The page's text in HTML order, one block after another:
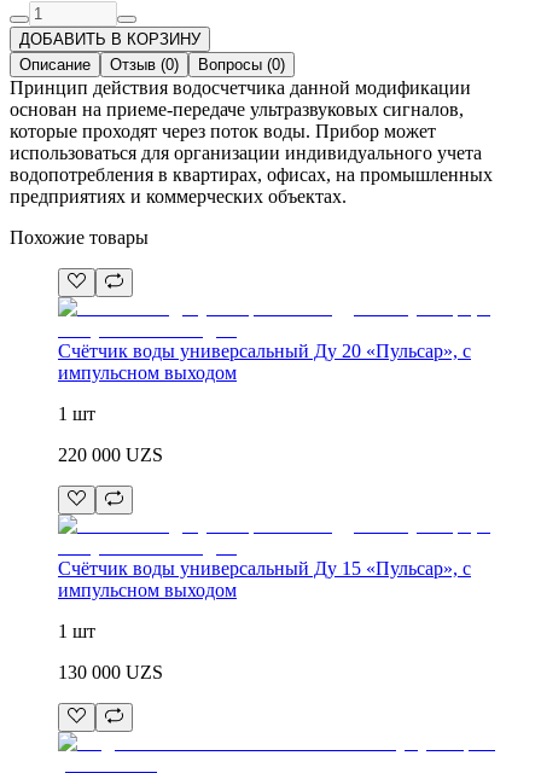
ДОБАВИТЬ В КОРЗИНУ
Описание
Отзыв (0) Вопросы (0)
Принцип действия водосчетчика данной модификации
основан на приеме-передаче ультразвуковых сигналов,
которые проходят через поток воды. Прибор может
использоваться для организации индивидуального учета
водопотребления в квартирах, офисах, на промышленных
предприятиях и коммерческих объектах.
Похожие товары
Счётчик воды универсальный Ду 20 «Пульсар», с
импульсном выходом
1 шт
220 000 UZS
Счётчик воды универсальный Ду 15 «Пульсар», с
импульсном выходом
1 шт
130 000 UZS